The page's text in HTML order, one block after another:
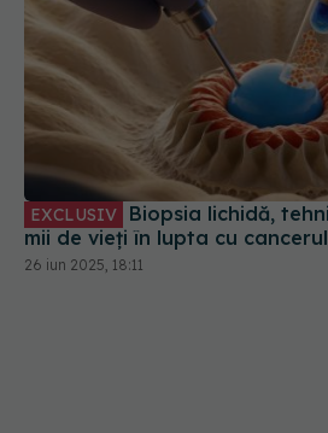
EXCLUSIV
mii de vieți în lupta cu cancerul
26 iun 2025, 18:11